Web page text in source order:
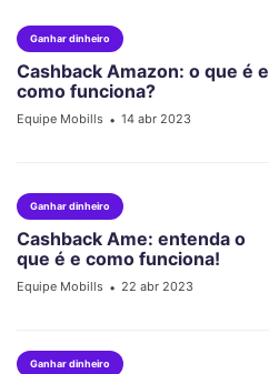
Ganhar dinheiro
Cashback Amazon: o que é e
como funciona?
Equipe Mobills • 14 abr 2023
Ganhar dinheiro
Cashback Ame: entenda o
que é e como funciona!
Equipe Mobills • 22 abr 2023
Ganhar dinheiro